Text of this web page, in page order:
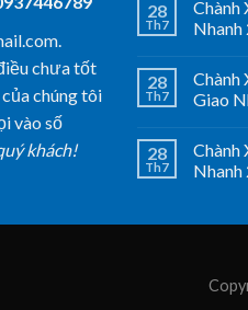
chưa tốt
chúng tôi
vào số
khách!
28
Th7
Chành
Nhanh
28
Th7
Chành
Giao
28
Th7
Chành
Nhanh